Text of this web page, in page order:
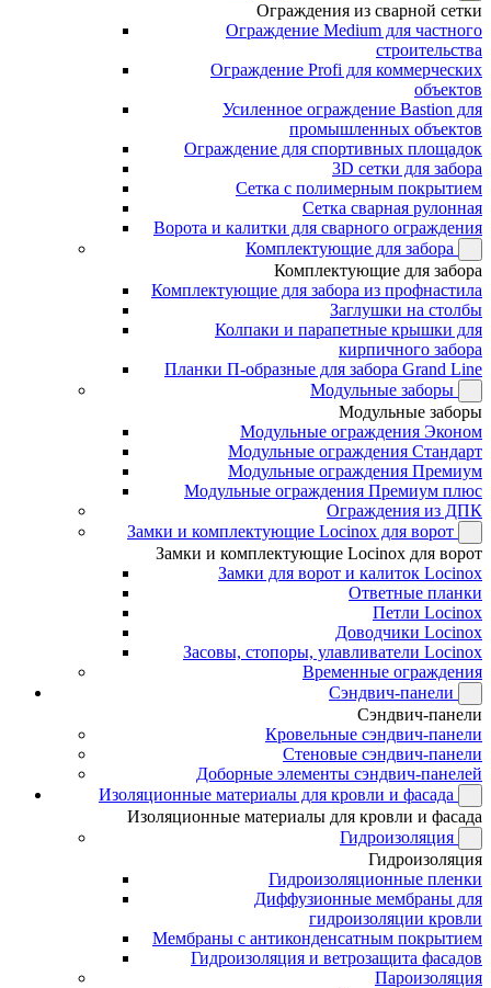
Ограждения из сварной сетки
Ограждение Medium для частного
строительства
Ограждение Profi для коммерческих
объектов
Усиленное ограждение Bastion для
промышленных объектов
Ограждение для спортивных площадок
3D сетки для забора
Сетка с полимерным покрытием
Сетка сварная рулонная
Ворота и калитки для сварного ограждения
Комплектующие для забора
Комплектующие для забора
Комплектующие для забора из профнастила
Заглушки на столбы
Колпаки и парапетные крышки для
кирпичного забора
Планки П-образные для забора Grand Line
Модульные заборы
Модульные заборы
Модульные ограждения Эконом
Модульные ограждения Стандарт
Модульные ограждения Премиум
Модульные ограждения Премиум плюс
Ограждения из ДПК
Замки и комплектующие Locinox для ворот
Замки и комплектующие Locinox для ворот
Замки для ворот и калиток Locinox
Ответные планки
Петли Locinox
Доводчики Locinox
Засовы, стопоры, улавливатели Locinox
Временные ограждения
Сэндвич-панели
Сэндвич-панели
Кровельные сэндвич-панели
Стеновые сэндвич-панели
Доборные элементы сэндвич-панелей
Изоляционные материалы для кровли и фасада
Изоляционные материалы для кровли и фасада
Гидроизоляция
Гидроизоляция
Гидроизоляционные пленки
Диффузионные мембраны для
гидроизоляции кровли
Мембраны с антиконденсатным покрытием
Гидроизоляция и ветрозащита фасадов
Пароизоляция